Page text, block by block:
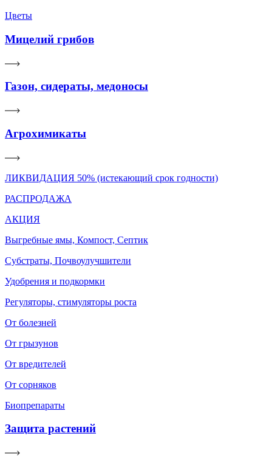
Цветы
Мицелий грибов
Газон, сидераты, медоносы
Агрохимикаты
ЛИКВИДАЦИЯ 50% (истекающий срок годности)
РАСПРОДАЖА
АКЦИЯ
Выгребные ямы, Компост, Септик
Субстраты, Почвоулучшители
Удобрения и подкормки
Регуляторы, стимуляторы роста
От болезней
От грызунов
От вредителей
От сорняков
Биопрепараты
Защита растений